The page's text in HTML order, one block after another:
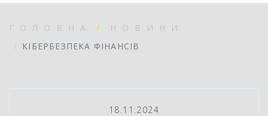
ГОЛОВНА
НОВИНИ
КІБЕРБЕЗПЕКА ФІНАНСІВ
18.11.2024